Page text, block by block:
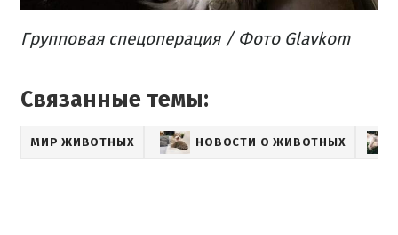
Групповая спецоперация/ Фото Glavkom
Связанные темы:
МИР ЖИВОТНЫХ НОВОСТИ О ЖИВОТНЫХ